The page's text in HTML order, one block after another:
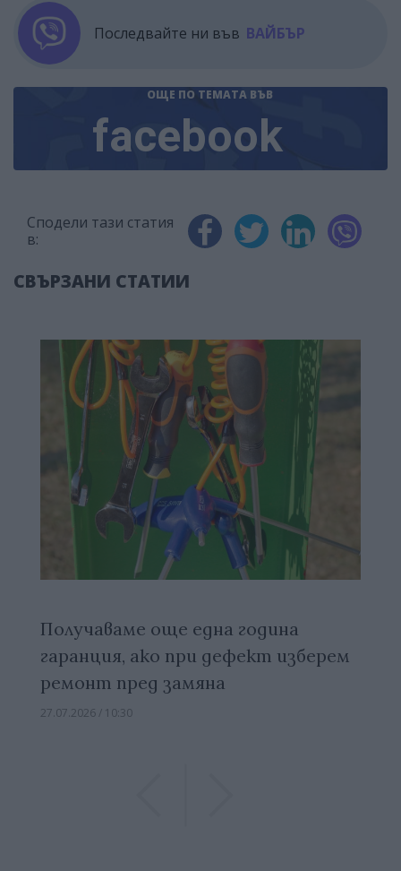
Последвайте ни във ВАЙБЪР
ОЩЕ ПО ТЕМАТА ВЪВ
facebook
Сподели тази статия
в:
СВЪРЗАНИ СТАТИИ
Получаваме още една година
гаранция, ако при дефект изберем
ремонт пред замяна
27.07.2026 / 10:30